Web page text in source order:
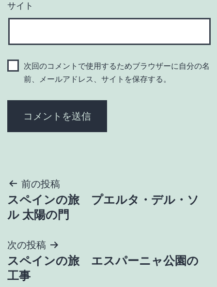
サイト
次回のコメントで使用するためブラウザーに自分の名
前、メールアドレス、サイトを保存する。
投
稿
ビ
ゲ
前の投稿
スペインの旅 プエルタ・デル・ソ
ル 太陽の門
次の投稿
スペインの旅 エスパーニャ公園の
工事